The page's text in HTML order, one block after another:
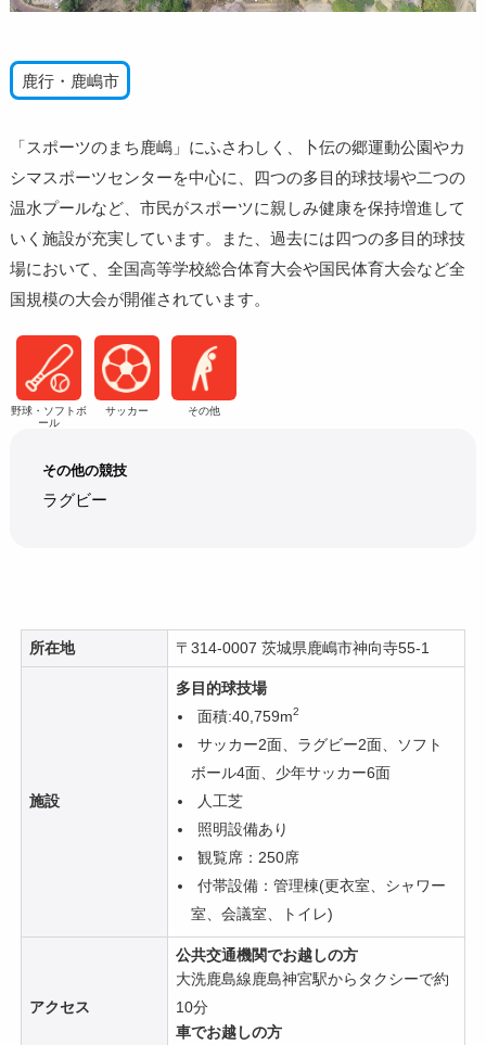
鹿行・鹿嶋市
「スポーツのまち鹿嶋」にふさわしく、卜伝の郷運動公園やカ
シマスポーツセンターを中心に、四つの多目的球技場や二つの
温水プールなど、市民がスポーツに親しみ健康を保持増進して
いく施設が充実しています。また、過去には四つの多目的球技
場において、全国高等学校総合体育大会や国民体育大会など全
国規模の大会が開催されています。
野球・ソフトボ
ール
サッカー その他
その他の競技
ラグビー
所在地 〒314-0007 茨城県鹿嶋市神向寺55-1
施設
多目的球技場
面積:40,759m2
サッカー2面、ラグビー2面、ソフト
ボール4面、少年サッカー6面
人工芝
照明設備あり
観覧席：250席
付帯設備：管理棟(更衣室、シャワー
室、会議室、トイレ)
アクセス
公共交通機関でお越しの方
大洗鹿島線鹿島神宮駅からタクシーで約
10分
車でお越しの方